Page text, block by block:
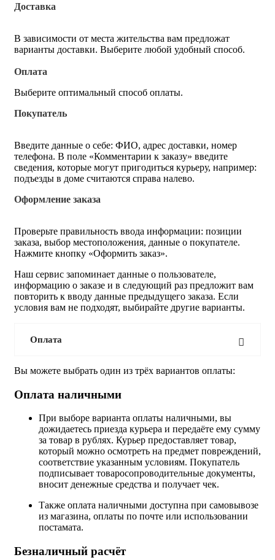
Доставка
В зависимости от места жительства вам предложат
варианты доставки. Выберите любой удобный способ.
Оплата
Выберите оптимальный способ оплаты.
Покупатель
Введите данные о себе: ФИО, адрес доставки, номер
телефона. В поле «Комментарии к заказу» введите
сведения, которые могут пригодиться курьеру, например:
подъезды в доме считаются справа налево.
Оформление заказа
Проверьте правильность ввода информации: позиции
заказа, выбор местоположения, данные о покупателе.
Нажмите кнопку «Оформить заказ».
Наш сервис запоминает данные о пользователе,
информацию о заказе и в следующий раз предложит вам
повторить к вводу данные предыдущего заказа. Если
условия вам не подходят, выбирайте другие варианты.
Оплата
Вы можете выбрать один из трёх вариантов оплаты:
Оплата наличными
При выборе варианта оплаты наличными, вы
дожидаетесь приезда курьера и передаёте ему сумму
за товар в рублях. Курьер предоставляет товар,
который можно осмотреть на предмет повреждений,
соответствие указанным условиям. Покупатель
подписывает товаросопроводительные документы,
вносит денежные средства и получает чек.
Также оплата наличными доступна при самовывозе
из магазина, оплаты по почте или использовании
постамата.
Безналичный расчёт